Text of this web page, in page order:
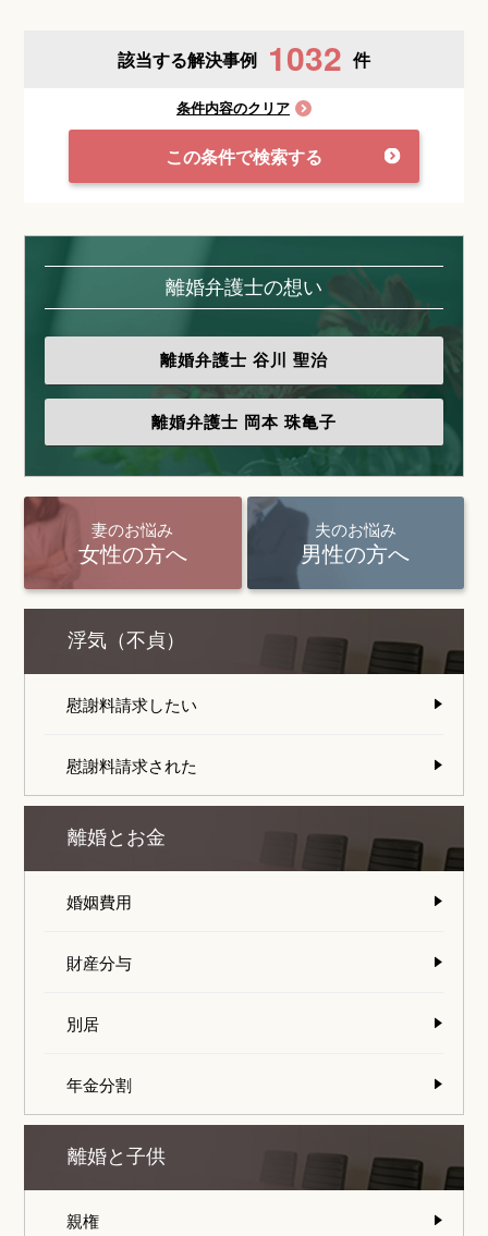
該当する解決事例 1032 件
条件内容のクリア
この条件で検索する
離婚弁護士の想い
離婚弁護士 谷川 聖治
離婚弁護士 岡本 珠亀子
妻のお悩み
女性の方へ
夫のお悩み
男性の方へ
浮気（不貞）
慰謝料請求したい
慰謝料請求された
離婚とお金
婚姻費用
財産分与
別居
年金分割
離婚と子供
親権